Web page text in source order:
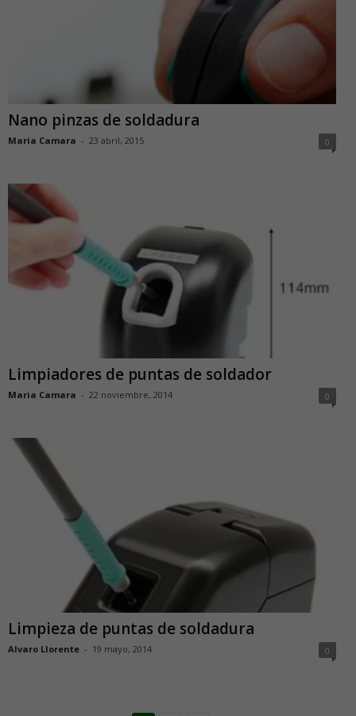
Nano pinzas de soldadura
Maria Camara - 23 abril, 2015 0
Limpiadores de puntas de soldador
Maria Camara - 22 noviembre, 2014 0
Limpieza de puntas de soldadura
Alvaro Llorente - 19 mayo, 2014 0